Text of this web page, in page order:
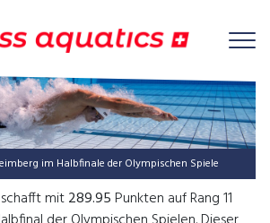
im Halb­fi­na­le der Olym­pi­schen Spiele
mit289.95Punkten auf Rang 11